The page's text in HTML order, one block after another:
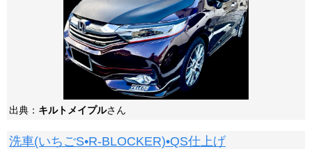
出典： キルトメイプルさん
洗車(いちごS•R-BLOCKER)•QS仕上げ